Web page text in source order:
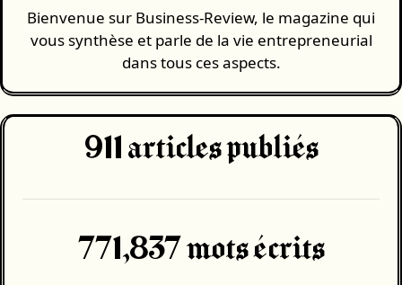
Bienvenue sur Business-Review, le magazine qui
vous synthèse et parle de la vie entrepreneurial
dans tous ces aspects.
911 articles publiés
771,837 mots écrits